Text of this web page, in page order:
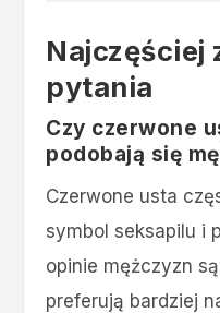
Najczęściej
pytania
Czy czerwone
podobają się
Czerwone usta
symbol seksapilu i
opinie mężczyzn
preferują bardziej